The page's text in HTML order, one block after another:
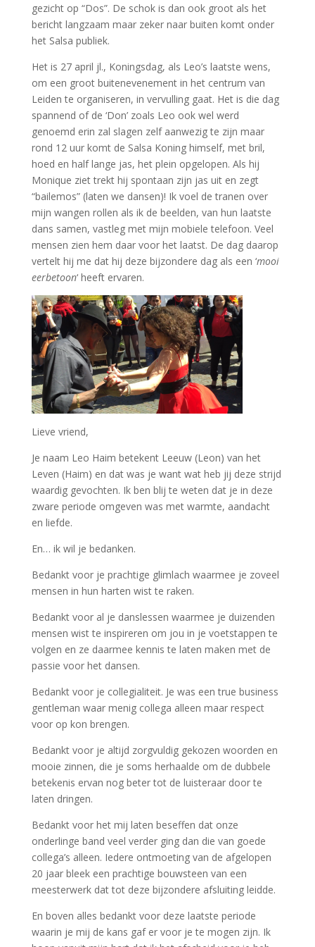
gezicht op “Dos”. De schok is dan ook groot als het
bericht langzaam maar zeker naar buiten komt onder
het Salsa publiek.
Het is 27 april jl., Koningsdag, als Leo’s laatste wens,
om een groot buitenevenement in het centrum van
Leiden te organiseren, in vervulling gaat. Het is die dag
spannend of de ‘Don’ zoals Leo ook wel werd
genoemd erin zal slagen zelf aanwezig te zijn maar
rond 12 uur komt de Salsa Koning himself, met bril,
hoed en half lange jas, het plein opgelopen. Als hij
Monique ziet trekt hij spontaan zijn jas uit en zegt
“bailemos” (laten we dansen)! Ik voel de tranen over
mijn wangen rollen als ik de beelden, van hun laatste
dans samen, vastleg met mijn mobiele telefoon. Veel
mensen zien hem daar voor het laatst. De dag daarop
vertelt hij me dat hij deze bijzondere dag als een ‘mooi
eerbetoon‘ heeft ervaren.
Lieve vriend,
Je naam Leo Haim betekent Leeuw (Leon) van het
Leven (Haim) en dat was je want wat heb jij deze strijd
waardig gevochten. Ik ben blij te weten dat je in deze
zware periode omgeven was met warmte, aandacht
en liefde.
En… ik wil je bedanken.
Bedankt voor je prachtige glimlach waarmee je zoveel
mensen in hun harten wist te raken.
Bedankt voor al je danslessen waarmee je duizenden
mensen wist te inspireren om jou in je voetstappen te
volgen en ze daarmee kennis te laten maken met de
passie voor het dansen.
Bedankt voor je collegialiteit. Je was een true business
gentleman waar menig collega alleen maar respect
voor op kon brengen.
Bedankt voor je altijd zorgvuldig gekozen woorden en
mooie zinnen, die je soms herhaalde om de dubbele
betekenis ervan nog beter tot de luisteraar door te
laten dringen.
Bedankt voor het mij laten beseffen dat onze
onderlinge band veel verder ging dan die van goede
collega’s alleen. Iedere ontmoeting van de afgelopen
20 jaar bleek een prachtige bouwsteen van een
meesterwerk dat tot deze bijzondere afsluiting leidde.
En boven alles bedankt voor deze laatste periode
waarin je mij de kans gaf er voor je te mogen zijn. Ik